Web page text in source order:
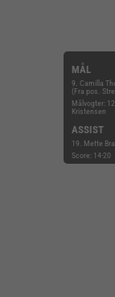
MÅL
9. Camilla
(Fra pos.
Målvogter:
Kristensen
ASSIST
19. Mette
Score: 14-20